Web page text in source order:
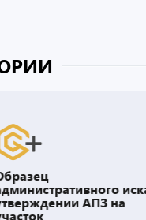
АПЗ на